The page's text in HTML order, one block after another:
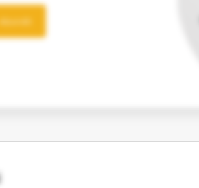
Abonēt